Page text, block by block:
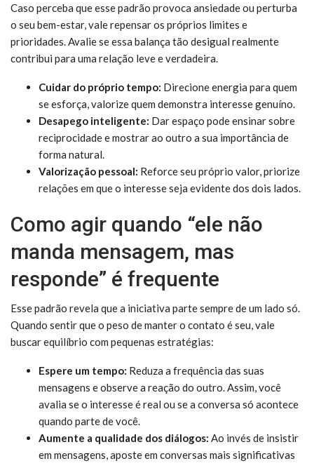
Caso perceba que esse padrão provoca ansiedade ou perturba
o seu bem-estar, vale repensar os próprios limites e
prioridades. Avalie se essa balança tão desigual realmente
contribui para uma relação leve e verdadeira.
Cuidar do próprio tempo: Direcione energia para quem
se esforça, valorize quem demonstra interesse genuíno.
Desapego inteligente: Dar espaço pode ensinar sobre
reciprocidade e mostrar ao outro a sua importância de
forma natural.
Valorização pessoal: Reforce seu próprio valor, priorize
relações em que o interesse seja evidente dos dois lados.
Como agir quando “ele não
manda mensagem, mas
responde” é frequente
Esse padrão revela que a iniciativa parte sempre de um lado só.
Quando sentir que o peso de manter o contato é seu, vale
buscar equilíbrio com pequenas estratégias:
Espere um tempo: Reduza a frequência das suas
mensagens e observe a reação do outro. Assim, você
avalia se o interesse é real ou se a conversa só acontece
quando parte de você.
Aumente a qualidade dos diálogos: Ao invés de insistir
em mensagens, aposte em conversas mais significativas